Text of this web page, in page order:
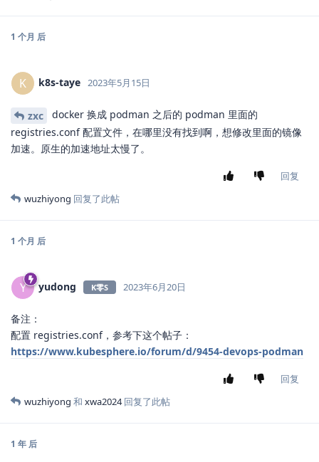
1 个月 后
K k8s-taye 2023年5月15日
zxc
docker 换成 podman 之后的 podman 里面的
registries.conf 配置文件，在哪里没有找到啊，想修改里面的镜像
加速。原生的加速地址太慢了。
回复
wuzhiyong 回复了此帖
1 个月 后
Y yudong K零S 2023年6月20日
备注：
配置 registries.conf，参考下这个帖子：
https://www.kubesphere.io/forum/d/9454-devops-podman
回复
wuzhiyong 和 xwa2024回复了此帖
1 年 后